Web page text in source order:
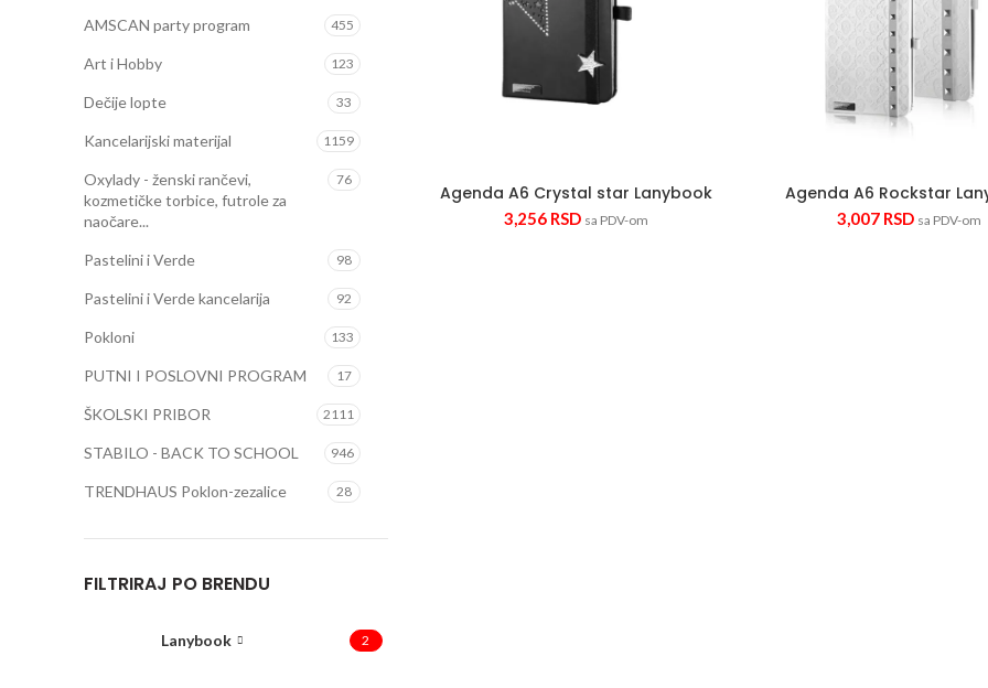
AMSCAN party program 455
Art i Hobby 123
Dečije lopte 33
Kancelarijski materijal 1159
Oxylady - ženski rančevi,
kozmetičke torbice, futrole za
naočare...
76
Pastelini i Verde 98
Pastelini i Verde kancelarija 92
Pokloni 133
PUTNI I POSLOVNI PROGRAM 17
ŠKOLSKI PRIBOR 2111
STABILO - BACK TO SCHOOL 946
TRENDHAUS Poklon-zezalice 28
FILTRIRAJ PO BRENDU
Lanybook 2
Agenda A6 Crystal star Lanybook
3,256 RSD sa PDV-om
Agenda A6 Rockstar
3,007 RSD sa PDV-om